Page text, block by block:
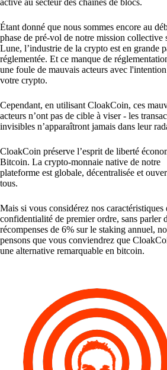
active au secteur des chaînes de blocs.
Étant donné que nous sommes encore au
phase de pré-vol de notre mission collective
Lune, l’industrie de la crypto est en grande
réglementée. Et ce manque de
une foule de mauvais acteurs avec
votre crypto.
Cependant, en utilisant CloakCoin, ces
acteurs n’ont pas de cible à viser - les
invisibles n’apparaîtront jamais dans leur
CloakCoin préserve l’esprit de liberté
Bitcoin. La crypto-monnaie native de notre
plateforme est globale, décentralisée et
tous.
Mais si vous considérez nos caractéristiques
confidentialité de premier ordre, sans parler
récompenses de 6% sur le staking annuel,
pensons que vous conviendrez que
une alternative remarquable en bitcoin.